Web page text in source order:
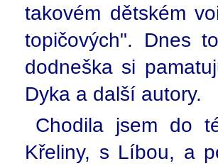
takovém dětském
topičových". Dnes
dodneška si
Dyka a další autory.
Chodila jsem do
Křeliny, s Líbou, a